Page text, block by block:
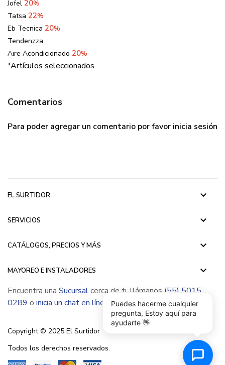
Jofel 20%
Tatsa 22%
Eb Tecnica 20%
Tendenzza
Aire Acondicionado 20%
*Artículos seleccionados
Comentarios
Para poder agregar un comentario por favor inicia sesión
EL SURTIDOR keyboard_arrow_down
SERVICIOS keyboard_arrow_down
CATÁLOGOS, PRECIOS Y MÁS keyboard_arrow_down
MAYOREO E INSTALADORES keyboard_arrow_down
Encuentra una Sucursalcerca de ti, llámanos (55) 5015
0289 o inicia un chat en línea
Copyright © 2025 El Surtidor
Todos los derechos reservados.
Puedes hacerme cualquier
pregunta, Estoy aquí para
ayudarte 👋